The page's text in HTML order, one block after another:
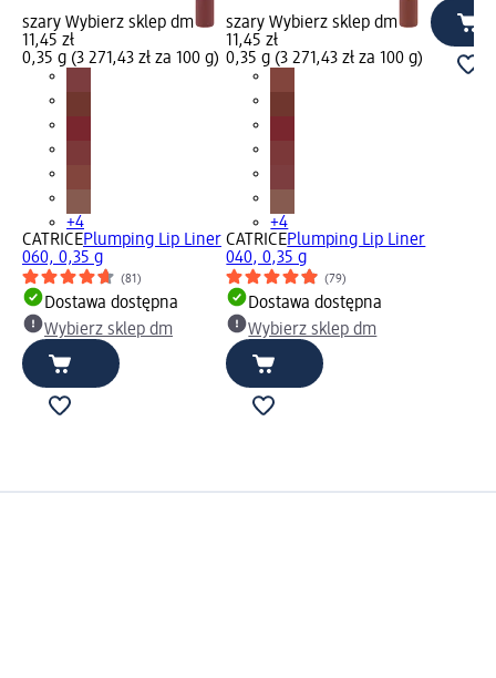
szary Wybierz sklep dm
11,45 zł
0,35 g (3 271,43 zł za 100 g)
+4
CATRICEPlumping Lip Liner
060, 0,35 g
(81)
Dostawa dostępna
Wybierz sklep dm
szary Wybierz sklep dm
11,45 zł
0,35 g (3 271,43 zł za 100 g)
+4
CATRICEPlumping Lip Liner
040, 0,35 g
(79)
Dostawa dostępna
Wybierz sklep dm